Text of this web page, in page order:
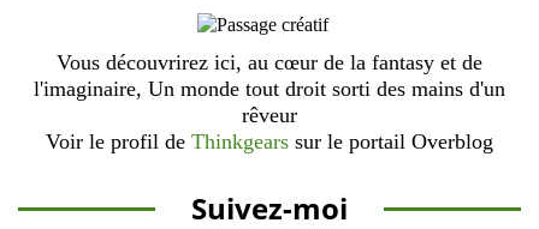
Vous découvrirez ici, au cœur de la fantasy et de
l'imaginaire, Un monde tout droit sorti des mains d'un
rêveur
Voir le profil de Thinkgears sur le portail Overblog
Suivez-moi